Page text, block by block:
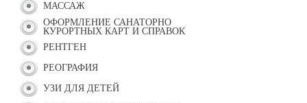
МАССАЖ
ОФОРМЛЕНИЕ САНАТОРНО
КУРОРТНЫХ КАРТ И СПРАВОК
РЕНТГЕН
РЕОГРАФИЯ
УЗИ ДЛЯ ДЕТЕЙ